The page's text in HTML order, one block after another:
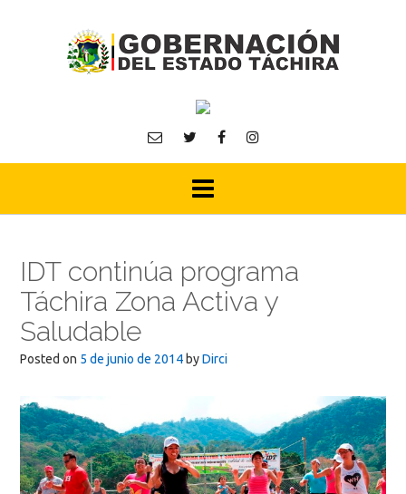
IDT continúa programa
Táchira Zona Activa y
Saludable
Posted on 5 de junio de 2014 byDirci